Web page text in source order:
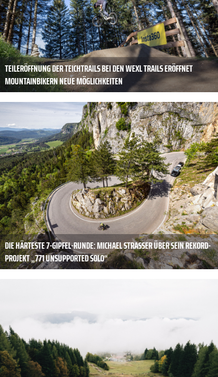
TEILERÖFFNUNG DER TEICHTRAILS BEI DEN WEXL TRAILS ERÖFFNET
MOUNTAINBIKERN NEUE MÖGLICHKEITEN
DIE HÄRTESTE 7-GIPFEL-RUNDE: MICHAEL STRASSER ÜBER SEIN REKORD-
PROJEKT „771 UNSUPPORTED SOLO“